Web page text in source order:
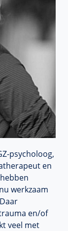
psycholoog,
en
werkzaam
en/of
veel met